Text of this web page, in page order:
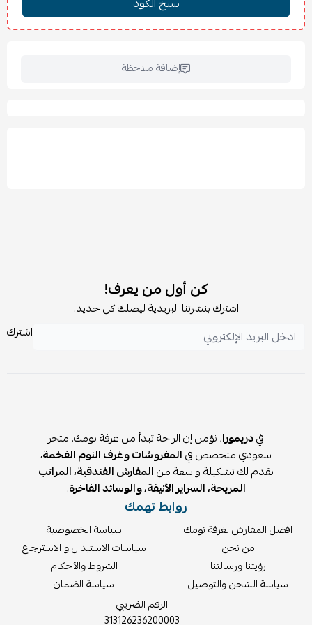
✨
تصميم عصري بخطوط بسيطة يناسب الديكورات الحديثة.
رف عملي واسع لتنظيم الكتب والمستلزمات اليومية.
إضافة ملاحظة
كن أول من يعرف!
اشترك بنشرتنا البريدية ليصلك كل جديد.
اشترك
فيدريمورا، نؤمن إن الراحة تبدأ من غرفة نومك. متجر
سعودي متخصص فيالمفروشات وغرف النوم الفخمة،
نقدم لك تشكيلة واسعة منالمفارش الفندقية، المراتب
المريحة، السراير الأنيقة، والوسائد الفاخرة.
روابط تهمك
افضل المفارش لغرفة نومك
من نحن
رؤيتنا ورسالتنا
سياسة الشحن والتوصيل
سياسة الخصوصية
سياسات الاستبدال و الاسترجاع
الشروط والأحكام
سياسة الضمان
الرقم الضريبي
313126236200003